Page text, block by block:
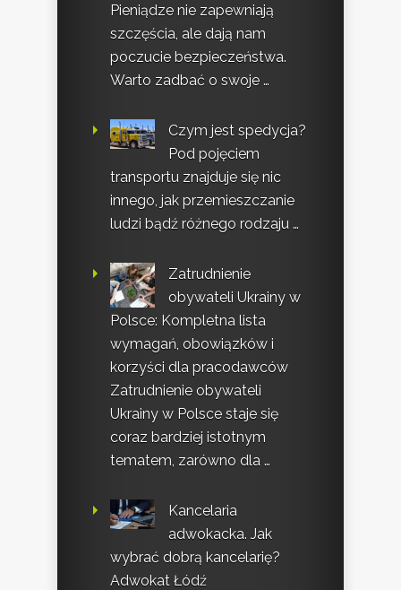
Pieniądze nie zapewniają
szczęścia, ale dają nam
poczucie bezpieczeństwa.
Warto zadbać o swoje …
Czym jest spedycja?
Pod pojęciem
transportu znajduje się nic
innego, jak przemieszczanie
ludzi bądź różnego rodzaju …
Zatrudnienie
obywateli Ukrainy w
Polsce: Kompletna lista
wymagań, obowiązków i
korzyści dla pracodawców
Zatrudnienie obywateli
Ukrainy w Polsce staje się
coraz bardziej istotnym
tematem, zarówno dla …
Kancelaria
adwokacka. Jak
wybrać dobrą kancelarię?
Adwokat Łódź